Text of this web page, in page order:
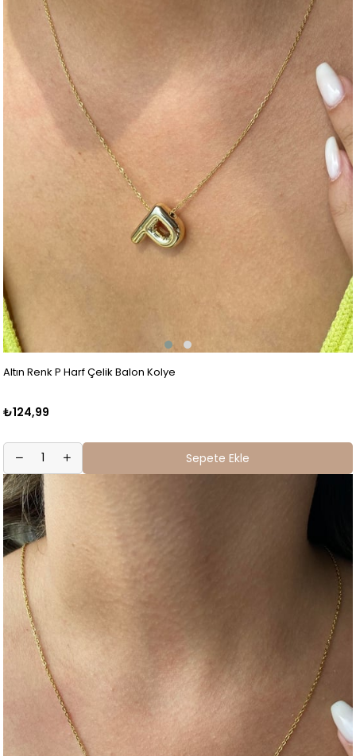
Altın Renk P Harf Çelik Balon Kolye
₺124,99
Sepete Ekle